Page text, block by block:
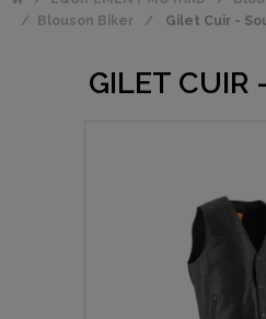
Blouson Biker
Gilet Cuir -
GILET CUIR